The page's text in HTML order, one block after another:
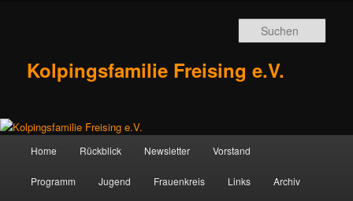
Kolpingsfamilie Freising e.V.
Home Rückblick Newsletter Vorstand
Programm Jugend Frauenkreis Links Archiv